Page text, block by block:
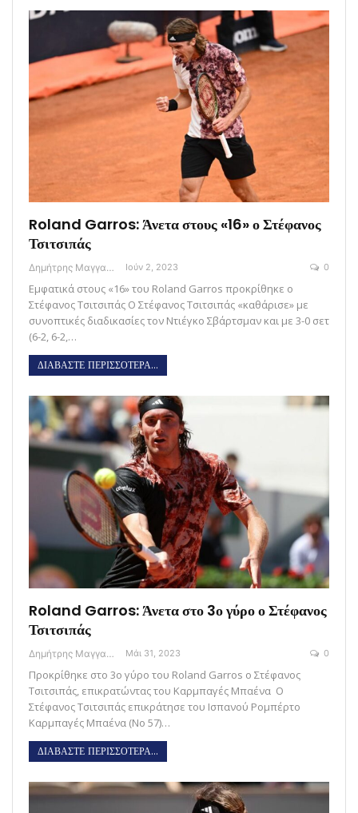
Roland Garros: Άνετα στους «16» ο Στέφανος
Τσιτσιπάς
Δημήτρης Μαγγανάρης Ιούν 2, 2023 0
Εμφατικά στους «16» του Roland Garros προκρίθηκε ο
Στέφανος Τσιτσιπάς Ο Στέφανος Τσιτσιπάς «καθάρισε» με
συνοπτικές διαδικασίες τον Ντιέγκο Σβάρτσμαν και με 3-0 σετ
(6-2, 6-2,…
ΔΙΑΒΑΣΤΕ ΠΕΡΙΣΣΟΤΕΡΑ...
Roland Garros: Άνετα στο 3ο γύρο ο Στέφανος
Τσιτσιπάς
Δημήτρης Μαγγανάρης Μάι 31, 2023 0
Προκρίθηκε στο 3ο γύρο του Roland Garros ο Στέφανος
Τσιτσιπάς, επικρατώντας του Καρμπαγές Μπαένα Ο
Στέφανος Τσιτσιπάς επικράτησε του Ισπανού Ρομπέρτο
Καρμπαγές Μπαένα (Νο 57)…
ΔΙΑΒΑΣΤΕ ΠΕΡΙΣΣΟΤΕΡΑ...